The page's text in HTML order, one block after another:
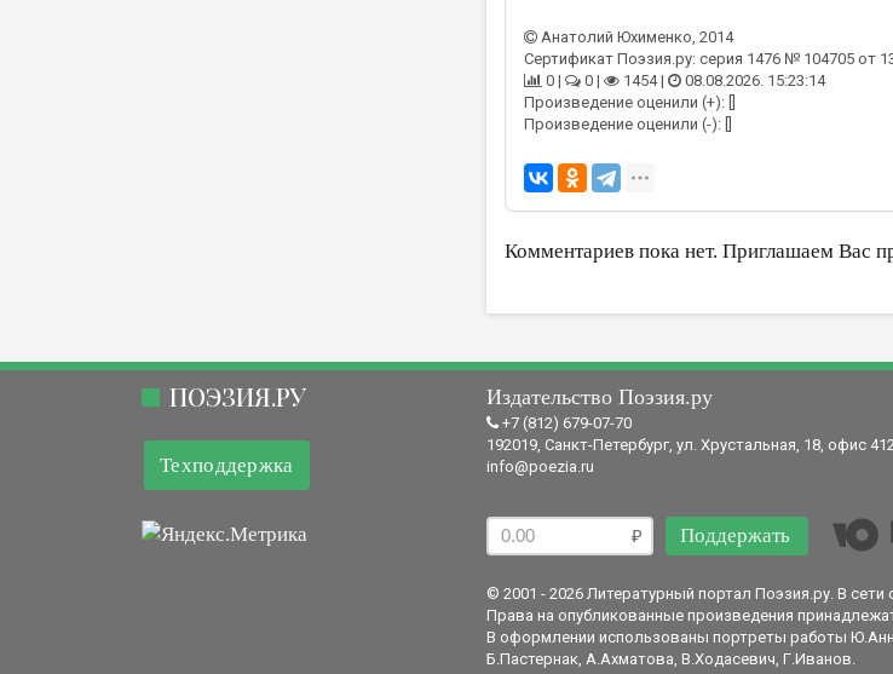
Анатолий Юхименко, 2014
Сертификат Поэзия.ру: серия 1476 № 104705 от
0 |
0 | 1454 |
08.08.2026. 15:23:14
Произведение оценили (+): []
Произведение оценили (-): []
Комментариев пока нет. Приглашаем Вас
ПОЭЗИЯ.РУ
Техподдержка
Издательство Поэзия.ру
+7 (812) 679-07-70
192019, Санкт-Петербург, ул. Хрустальная, 18, офис
info@poezia.ru
Поддержать
© 2001 - 2026 Литературный портал Поэзия.ру. В сети
Права на опубликованные произведения
В оформлении использованы портреты работы
Б.Пастернак, А.Ахматова, В.Ходасевич, Г.Иванов.